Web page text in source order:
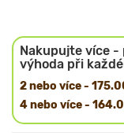
Nakupujte více -
výhoda při
2 nebo více -
4 nebo více -